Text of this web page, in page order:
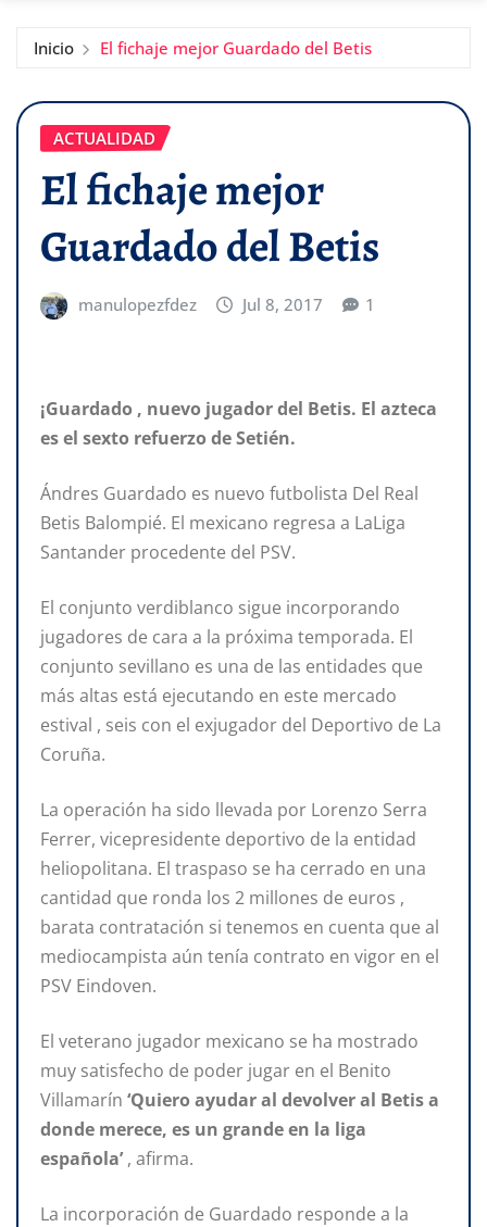
Inicio El fichaje mejor Guardado del Betis
ACTUALIDAD
El fichaje mejor
Guardado del Betis
manulopezfdez Jul 8, 2017 1
¡Guardado , nuevo jugador del Betis. El azteca
es el sexto refuerzo de Setién.
Ándres Guardado es nuevo futbolista Del Real
Betis Balompié. El mexicano regresa a LaLiga
Santander procedente del PSV.
El conjunto verdiblanco sigue incorporando
jugadores de cara a la próxima temporada. El
conjunto sevillano es una de las entidades que
más altas está ejecutando en este mercado
estival , seis con el exjugador del Deportivo de La
Coruña.
La operación ha sido llevada por Lorenzo Serra
Ferrer, vicepresidente deportivo de la entidad
heliopolitana. El traspaso se ha cerrado en una
cantidad que ronda los 2 millones de euros ,
barata contratación si tenemos en cuenta que al
mediocampista aún tenía contrato en vigor en el
PSV Eindoven.
El veterano jugador mexicano se ha mostrado
muy satisfecho de poder jugar en el Benito
Villamarín ‘Quiero ayudar al devolver al Betis a
donde merece, es un grande en la liga
española’, afirma.
La incorporación de Guardado responde a la